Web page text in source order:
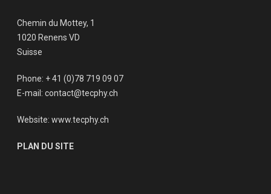
Chemin du Mottey, 1
1020 Renens VD
Suisse
Phone: + 41 (0)78 719 09 07
E-mail:contact@tecphy.ch
Website:www.tecphy.ch
PLAN DU SITE